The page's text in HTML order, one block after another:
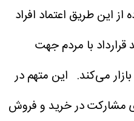
از این طریق اعتماد افراد
با مردم جهت
می‌کند. این متهم در
مشارکت در خرید و فروش